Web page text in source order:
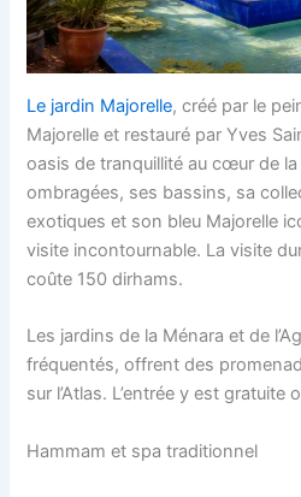
Le jardin Majorelle, créé par le
Majorelle et restauré par Yves
oasis de tranquillité au cœur de la
ombragées, ses bassins, sa
exotiques et son bleu Majorelle
visite incontournable. La visite
coûte 150 dirhams.
Les jardins de la Ménara et de
fréquentés, offrent des
sur l’Atlas. L’entrée y est gratuite
Hammam et spa traditionnel